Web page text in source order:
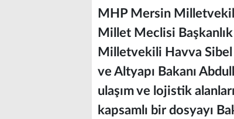
MHP Mersin
Millet Meclisi
Milletvekili Havva
ve Altyapı Bakanı
ulaşım ve lojistik
kapsamlı bir dosyayı